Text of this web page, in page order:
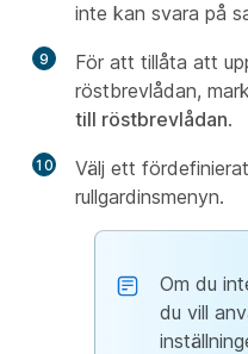
inte kan svara på
9
För att tillåta att
röstbrevlådan,
till röstbrevlådan.
10
Välj ett
rullgardinsmenyn.
Om du
du vill